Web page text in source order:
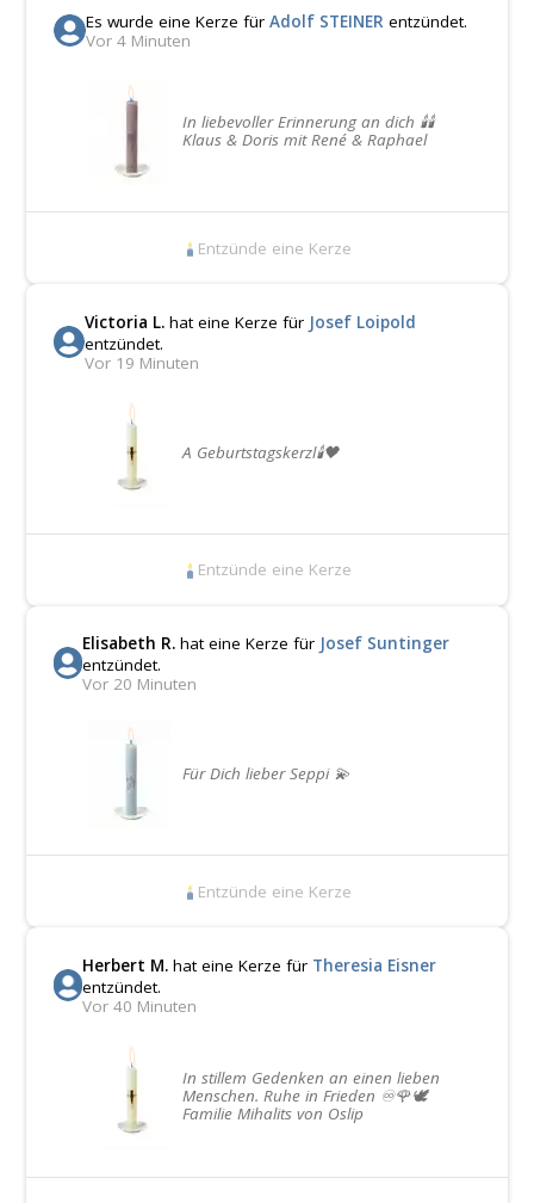
Es wurde eine Kerze für Adolf STEINERentzündet.
Vor 4 Minuten
In liebevoller Erinnerung an dich 🕯️🕯️
Klaus & Doris mit René & Raphael
Entzünde eine Kerze
Victoria L.hat eine Kerze für Josef Loipold
entzündet.
Vor 19 Minuten
A Geburtstagskerzl🕯🖤
Entzünde eine Kerze
Elisabeth R.hat eine Kerze für Josef Suntinger
entzündet.
Vor 20 Minuten
Für Dich lieber Seppi 💫
Entzünde eine Kerze
Herbert M. hat eine Kerze für Theresia Eisner
entzündet.
Vor 40 Minuten
In stillem Gedenken an einen lieben
Menschen. Ruhe in Frieden ♾️🌹🕊️
Familie Mihalits von Oslip